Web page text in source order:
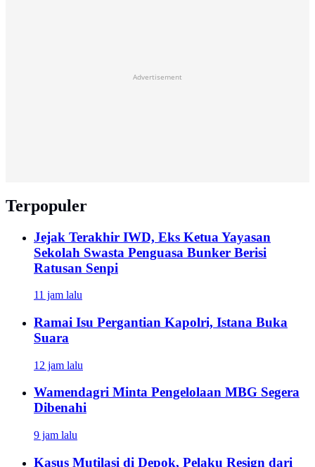
Advertisement
Terpopuler
Jejak Terakhir IWD, Eks Ketua Yayasan
Sekolah Swasta Penguasa Bunker Berisi
Ratusan Senpi
11 jam lalu
Ramai Isu Pergantian Kapolri, Istana Buka
Suara
12 jam lalu
Wamendagri Minta Pengelolaan MBG Segera
Dibenahi
9 jam lalu
Kasus Mutilasi di Depok, Pelaku Resign dari